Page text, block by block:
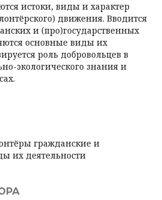
истоки, виды и характер
движения. Вводится
и (про)государственных
основные виды их
роль добровольцев в
экологического знания и
гражданские и
их деятельности